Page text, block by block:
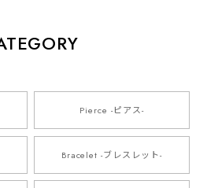
Pierce -ピアス-
Bracelet -ブレスレット-